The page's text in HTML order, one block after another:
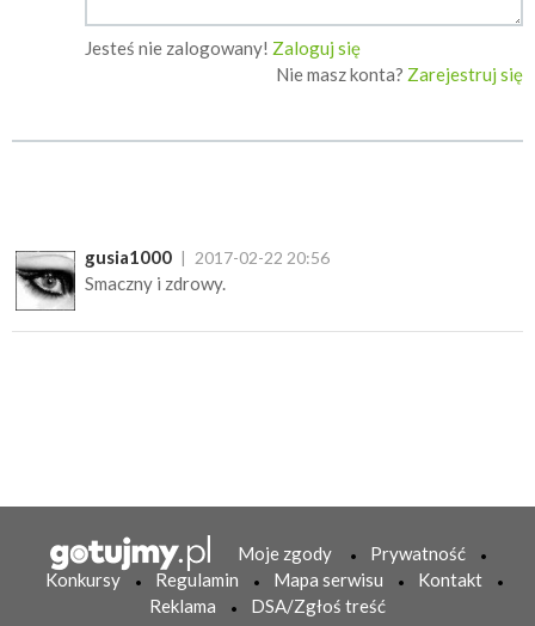
Jesteś nie zalogowany! Zaloguj się
Nie masz konta? Zarejestruj się
gusia1000 2017-02-22 20:56
Smaczny i zdrowy.
Moje zgody
Prywatność
Konkursy
Regulamin Mapa serwisu
Kontakt
Reklama
DSA/Zgłoś treść